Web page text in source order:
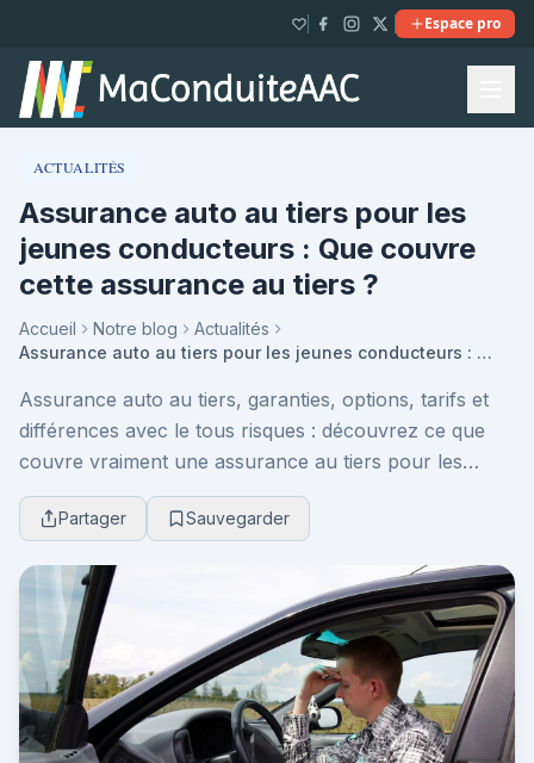
Espace pro
ACTUALITÉS
Assurance auto au tiers pour les
jeunes conducteurs : Que couvre
cette assurance au tiers ?
Accueil Notre blog
Actualités
Assurance auto au tiers pour les jeunes conducteurs : Que couvre cette assurance au tiers ?
Assurance auto au tiers, garanties, options, tarifs et
différences avec le tous risques : découvrez ce que
couvre vraiment une assurance au tiers pour les
jeunes conducteurs et comment choisir la form...
Partager Sauvegarder